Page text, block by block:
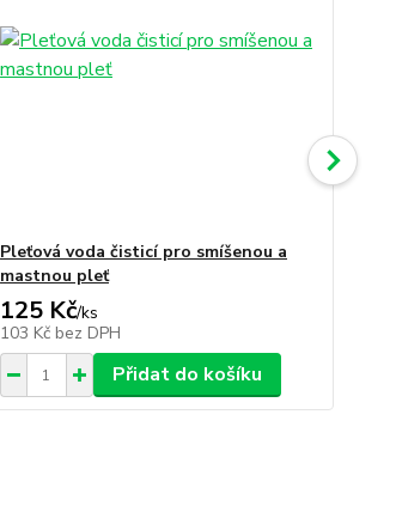
Pleťová voda čisticí pro smíšenou a
mastnou pleť
125 Kč/ks
103 Kč bez DPH
Přidat do košíku